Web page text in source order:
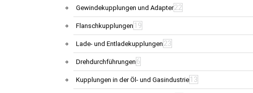
Gewindekupplungen und Adapter22
Flanschkupplungen 19
Lade- und Entladekupplungen 23
Drehdurchführungen 6
Kupplungen in der Öl- und Gasindustrie 13